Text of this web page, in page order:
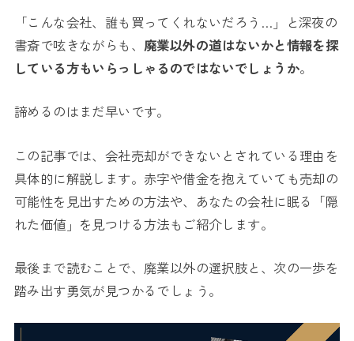
「こんな会社、誰も買ってくれないだろう…」と深夜の
書斎で呟きながらも、廃業以外の道はないかと情報を探
している方もいらっしゃるのではないでしょうか。
諦めるのはまだ早いです。
この記事では、会社売却ができないとされている理由を
具体的に解説します。赤字や借金を抱えていても売却の
可能性を見出すための方法や、あなたの会社に眠る「隠
れた価値」を見つける方法もご紹介します。
最後まで読むことで、廃業以外の選択肢と、次の一歩を
踏み出す勇気が見つかるでしょう。